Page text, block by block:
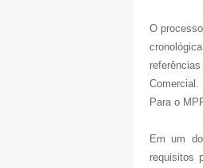
O
Para o
Em um
requisitos